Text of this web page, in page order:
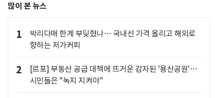
많이 본 뉴스
1
박리다매 한계 부딪혔나… 국내선 가격 올리고 해외로
향하는 저가커피
2
[르포] 부동산 공급 대책에 뜨거운 감자된 '용산공원'…
시민들은 "녹지 지켜야"